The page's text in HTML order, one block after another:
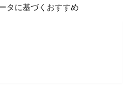
タに基づくおすすめ